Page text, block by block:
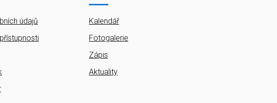
údajů
Kalendář
Fotogalerie
Zápis
Aktuality